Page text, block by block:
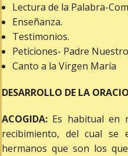
Lectura de la Palabra-
Enseñanza.
Testimonios.
Peticiones- Padre
Canto a la Virgen María
DESARROLLO DE LA
ACOGIDA: Es habitual en
recibimiento, del cual se
hermanos que son los